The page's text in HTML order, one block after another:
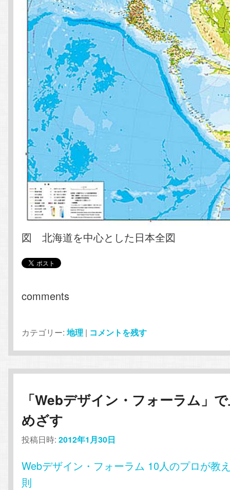
図 北海道を中心とした日本全図
comments
カテゴリー: 地理 | コメントを残す
「Webデザイン・フォーラム」
めざす
投稿日時:2012年1月30日
Webデザイン・フォーラム 10人のプロが教
則